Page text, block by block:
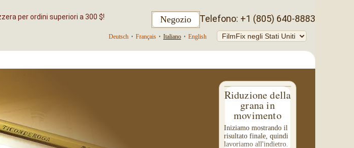
per ordini superiori a 300 $! Negozio Telefono: +1 (805) 640-8883
Deutsch • Français • Italiano • English
Riduzione della
grana in
movimento
Iniziamo mostrando il
risultato finale, quindi
lavoriamo all'indietro.